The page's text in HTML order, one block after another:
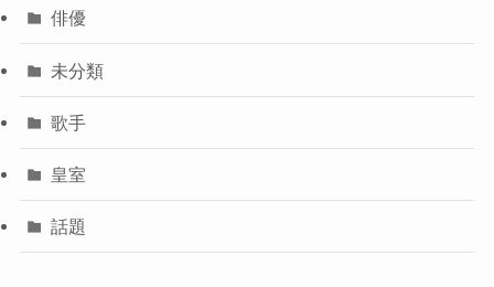
俳優
未分類
歌手
皇室
話題